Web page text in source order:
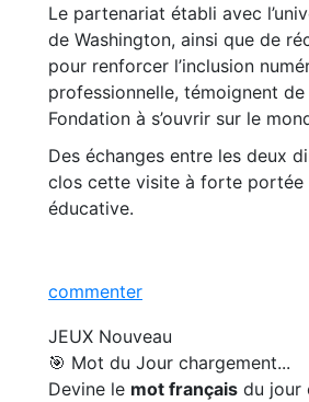
Le partenariat établi avec
de Washington, ainsi que de
pour renforcer l’inclusion
professionnelle, témoignent de
Fondation à s’ouvrir sur le
Des échanges entre les deux
clos cette visite à forte portée
éducative.
commenter
JEUX Nouveau
🎯 Mot du Jour chargement...
Devine le mot français du jour